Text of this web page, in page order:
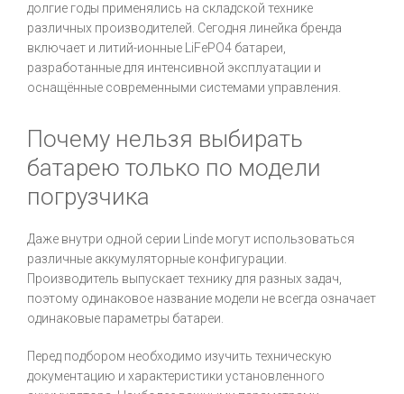
долгие годы применялись на складской технике
различных производителей. Сегодня линейка бренда
включает и литий-ионные LiFePO4 батареи,
разработанные для интенсивной эксплуатации и
оснащённые современными системами управления.
Почему нельзя выбирать
батарею только по модели
погрузчика
Даже внутри одной серии Linde могут использоваться
различные аккумуляторные конфигурации.
Производитель выпускает технику для разных задач,
поэтому одинаковое название модели не всегда означает
одинаковые параметры батареи.
Перед подбором необходимо изучить техническую
документацию и характеристики установленного